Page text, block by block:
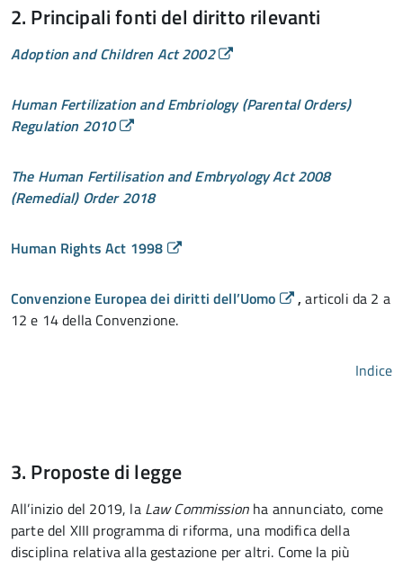
2. Principali fonti del diritto rilevanti
Adoption and Children Act 2002
Human Fertilization and Embriology (Parental Orders)
Regulation 2010
The Human Fertilisation and Embryology Act 2008
(Remedial) Order 2018
Human Rights Act 1998
Convenzione Europea dei diritti dell’Uomo ,articoli da 2 a
12 e 14 della Convenzione.
Indice
3. Proposte di legge
All’inizio del 2019, la Law Commission ha annunciato, come
parte del XIII programma di riforma, una modifica della
disciplina relativa alla gestazione per altri. Come la più